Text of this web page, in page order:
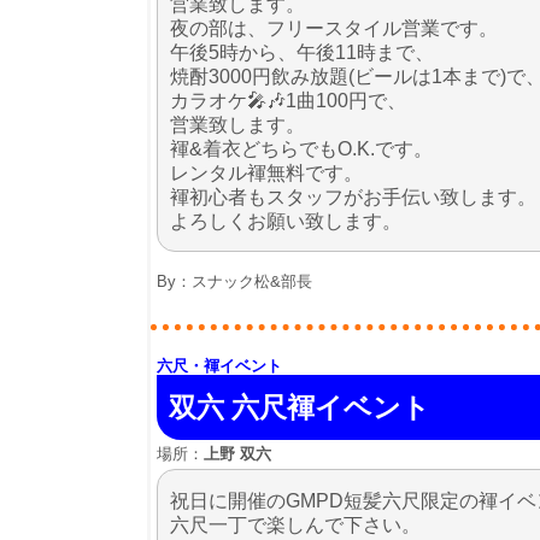
夜の部は、フリースタイル営業です。
午後5時から、午後11時まで、
焼酎3000円飲み放題(ビールは1本まで)で、
カラオケ🎤🎶1曲100円で、
営業致します。
褌&着衣どちらでもO.K.です。
レンタル褌無料です。
褌初心者もスタッフがお手伝い致します。
よろしくお願い致します。
By： スナック松&部長
六尺・褌イベント
双六 六尺褌イベント
場所： 上野 双六
祝日に開催のGMPD短髪六尺限定の褌イベ
六尺一丁で楽しんで下さい。